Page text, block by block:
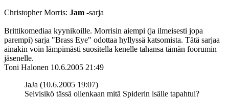
Christopher Morris: Jam ‑sarja
Brittikomediaa kyynikoille. Morrisin aiempi (ja ilmeisesti jopa
parempi) sarja "Brass Eye" odottaa hyllyssä katsomista. Tätä sarjaa
ainakin voin lämpimästi suositella kenelle tahansa tämän foorumin
jäsenelle.
Toni Halonen 10.6.2005 21:49
JaJa (10.6.2005 19:07)
Selvisikö tässä ollenkaan mitä Spiderin isälle tapahtui?